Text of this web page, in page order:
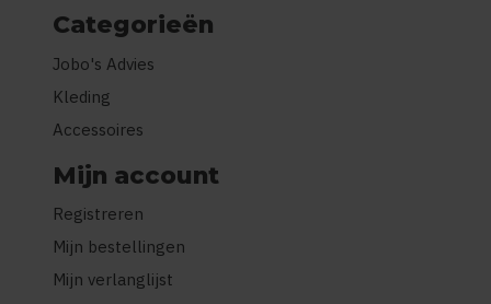
Categorieën
Jobo's Advies
Kleding
Accessoires
Mijn account
Registreren
Mijn bestellingen
Mijn verlanglijst